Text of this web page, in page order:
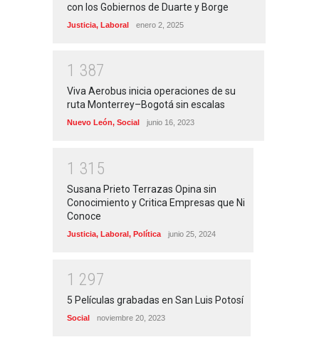
con los Gobiernos de Duarte y Borge
Justicia, Laboral enero 2, 2025
1 387
Viva Aerobus inicia operaciones de su
ruta Monterrey–Bogotá sin escalas
Nuevo León, Social junio 16, 2023
1 31 5
Susana Prieto Terrazas Opina sin
Conocimiento y Critica Empresas que Ni
Conoce
Justicia, Laboral, Política junio 25, 2024
1 297
5 Películas grabadas en San Luis Potosí
Social noviembre 20, 2023